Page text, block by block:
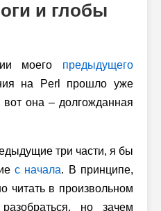
и глобы
моего предыдущего
на Perl прошло уже
она – долгожданная
три части, я бы
с начала. В принципе,
читать в произвольном
но зачем